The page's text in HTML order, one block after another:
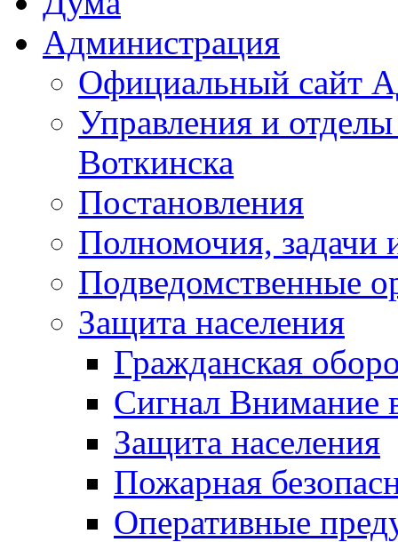
Администрация
Официальный сайт
Управления и
Воткинска
Постановления
Полномочия, задачи
Подведомственные
Защита населения
Гражданская
Сигнал Внимание
Защита населения
Пожарная
Оперативные